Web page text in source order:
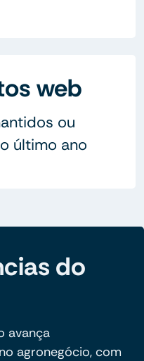
web
ou
último ano
do
avança
agronegócio, com